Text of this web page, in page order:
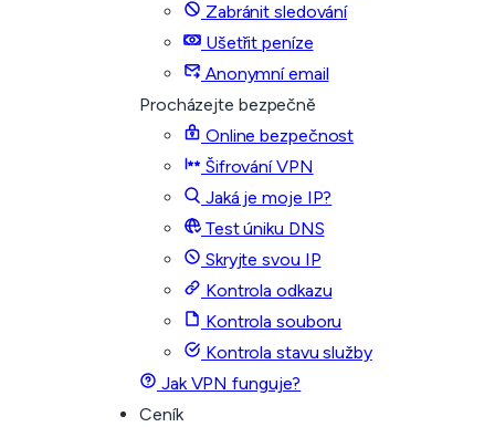
Zabránit sledování
Ušetřit peníze
Anonymní email
Procházejte bezpečně
Online bezpečnost
Šifrování VPN
Jaká je moje IP?
Test úniku DNS
Skryjte svou IP
Kontrola odkazu
Kontrola souboru
Kontrola stavu služby
Jak VPN funguje?
Ceník